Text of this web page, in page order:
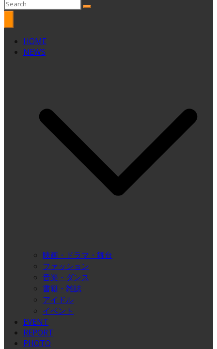
HOME
NEWS
映画・ドラマ・舞台
ファッション
音楽・ダンス
書籍・雑誌
アイドル
イベント
EVENT
REPORT
PHOTO